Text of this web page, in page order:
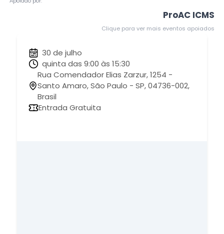
ProAC ICMS
Clique para ver mais eventos apoiados
30 de julho
quinta das 9:00 às 15:30
Rua Comendador Elias Zarzur, 1254 -
Santo Amaro, São Paulo - SP, 04736-002,
Brasil
Entrada Gratuita